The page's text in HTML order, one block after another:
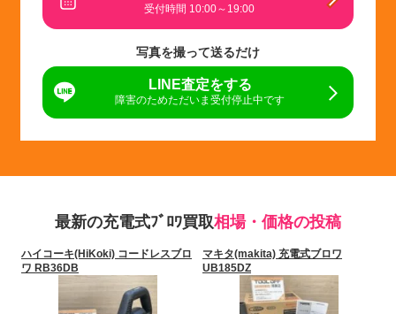
受付時間 10:00～19:00
写真を撮って送るだけ
LINE査定をする
障害のためただいま受付停止中です
最新の充電式ﾌﾞﾛﾜ買取相場・価格の投稿
ハイコーキ(HiKoki) コードレスブロ
ワ RB36DB
マキタ(makita) 充電式ブロワ
UB185DZ